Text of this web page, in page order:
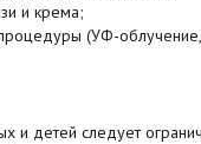
и крема;
(УФ-
и детей следует